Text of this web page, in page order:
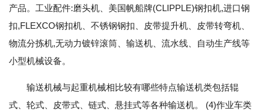
产品。工业配件:磨头机、美国帆船牌(CLIPPLE)钢扣机,进口钢
扣,FLEXCO钢扣机、不锈钢钢扣、皮带提升机、皮带转弯机、
物流分拣机,无动力镀锌滚筒、输送机、流水线、自动生产线等
小型机械设备。
输送机械与起重机械相比较有哪些特点输送机类包括辊
式、轮式、皮带式、链式、悬挂式等各种输送机。 (4)作业车类